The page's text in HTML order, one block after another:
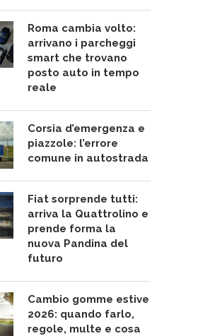
Roma cambia volto:
arrivano i parcheggi
smart che trovano
posto auto in tempo
reale
Corsia d’emergenza e
piazzole: l’errore
comune in autostrada
Fiat sorprende tutti:
arriva la Quattrolino e
prende forma la
nuova Pandina del
futuro
Cambio gomme estive
2026: quando farlo,
regole, multe e cosa